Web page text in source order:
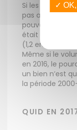
Si les prix sont
pas aussi
pouvait
était inférieur
(1,2 en 2016).
Même si le
en 2016, le
un bien n’est
la période
QUID EN
✓ OK,